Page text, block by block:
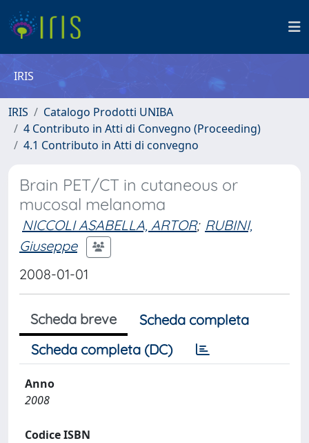
IRIS
IRIS
Catalogo Prodotti UNIBA
4 Contributo in Atti di Convegno (Proceeding)
4.1 Contributo in Atti di convegno
Brain PET/CT in cutaneous or
mucosal melanoma
NICCOLI ASABELLA, ARTOR; RUBINI,
Giuseppe
2008-01-01
Scheda breve
Scheda completa
Scheda completa (DC)
Anno
2008
Codice ISBN